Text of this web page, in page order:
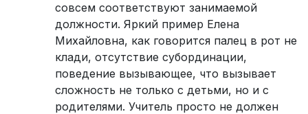
совсем соответствуют занимаемой
должности. Яркий пример Елена
Михайловна, как говорится палец в рот не
клади, отсутствие субординации,
поведение вызывающее, что вызывает
сложность не только с детьми, но и с
родителями. Учитель просто не должен